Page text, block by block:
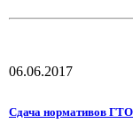
06.06.2017
Сдача нормативов ГТО